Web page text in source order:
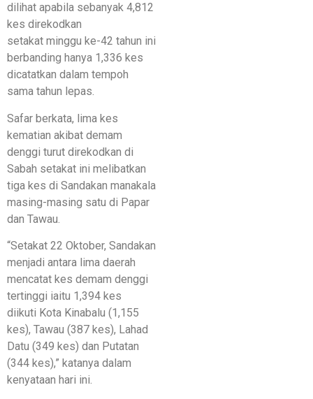
dilihat apabila sebanyak 4,812
kes direkodkan
setakat minggu ke-42 tahun ini
berbanding hanya 1,336 kes
dicatatkan dalam tempoh
sama tahun lepas.
Safar berkata, lima kes
kematian akibat demam
denggi turut direkodkan di
Sabah setakat ini melibatkan
tiga kes di Sandakan manakala
masing-masing satu di Papar
dan Tawau.
“Setakat 22 Oktober, Sandakan
menjadi antara lima daerah
mencatat kes demam denggi
tertinggi iaitu 1,394 kes
diikuti Kota Kinabalu (1,155
kes), Tawau (387 kes), Lahad
Datu (349 kes) dan Putatan
(344 kes),” katanya dalam
kenyataan hari ini.